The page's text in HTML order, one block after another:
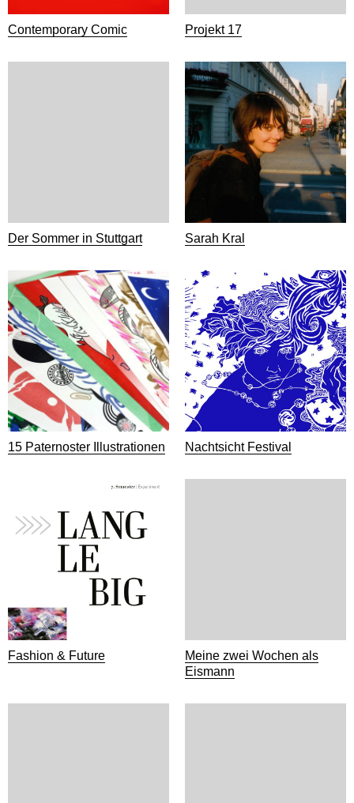
Contemporary Comic Projekt 17
Der Sommer in Stuttgart Sarah Kral
15 Paternoster Illustrationen Nachtsicht Festival
Fashion & Future
Meine zwei Wochen als
Eismann